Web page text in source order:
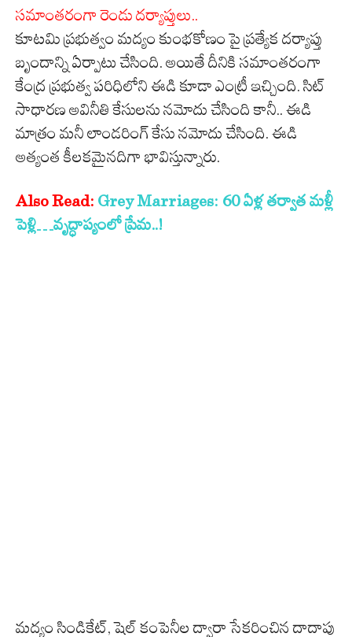
సమాంతరంగా రెండు దర్యాప్తులు..
కూటమి ప్రభుత్వం మద్యం కుంభకోణం పై ప్రత్యేక దర్యాప్తు
బృందాన్ని ఏర్పాటు చేసింది. అయితే దీనికి సమాంతరంగా
కేంద్ర ప్రభుత్వ పరిధిలోని ఈడి కూడా ఎంట్రీ ఇచ్చింది. సిట్
సాధారణ అవినీతి కేసులను నమోదు చేసింది కానీ.. ఈడి
మాత్రం మనీ లాండరింగ్ కేసు నమోదు చేసింది. ఈడి
అత్యంత కీలకమైనదిగా భావిస్తున్నారు.
Also Read: Grey Marriages: 60 ఏళ్ల తర్వాత మళ్లీ
పెళ్లి…వృద్ధాప్యంలో ప్రేమ..!
మద్యం సిండికేట్, షెల్ కంపెనీల ద్వారా సేకరించిన దాదాపు